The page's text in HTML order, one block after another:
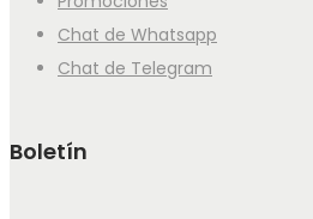
Chat de Whatsapp
Chat de Telegram
Boletín